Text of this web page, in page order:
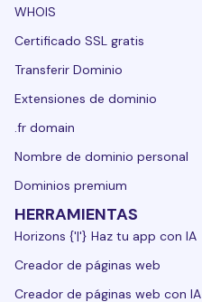
WHOIS
Certificado SSL gratis
Transferir Dominio
Extensiones de dominio
.fr domain
Nombre de dominio personal
Dominios premium
HERRAMIENTAS
Horizons {'|'} Haz tu app con IA
Creador de páginas web
Creador de páginas web con IA